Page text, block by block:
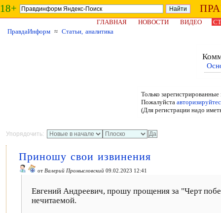
18+
ГЛАВНАЯ НОВОСТИ ВИДЕО
ПравдаИнформ ≈ Статьи, аналитика
Только
Пожалуйста
(Для регистрации надо
Упорядочить:
Приношу свои извинения
от Валерий Промысловский 09.02.2023 12:41
Евгений Андреевич, прошу прощения за "Черт
нечитаемой.